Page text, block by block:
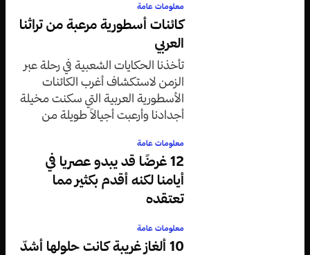
معلومات عامة
كائنات أسطورية مرعبة من تراثنا
العربي
تأخذنا الحكايات الشعبية في رحلة عبر
الزمن لاستكشاف أغرب الكائنات
الأسطورية العربية التي سكنت مخيلة
أجدادنا وأرعبت أجيالاً طويلة من
معلومات عامة
12 غرضًا قد يبدو عصريا في
أيامنا لكنه أقدم بكثير مما
تعتقده
معلومات عامة
10 ألغاز غريبة كانت حلولها أشدّ